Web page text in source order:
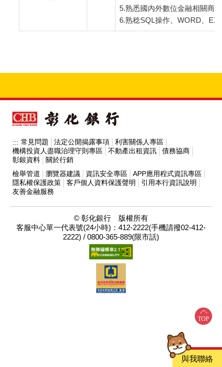
5.熟悉國內外數位金融相關商
6.熟稔SQL操作、WORD、
::: 常見問題 法定公開揭露事項
利害關係人專區
機構投資人盡職治理守則專區
不動產出租資訊
債務協商
彰銀資料
關於行銷
檢舉管道
瀏覽器建議 資訊安全專區
APP應用程式資訊專區
隱私權保護政策
客戶個人資料保護聲明
引用本行資訊說明
友善金融服務
© 彰化銀行 版權所有
客服中心單一代表號(24小時)：412-2222(手機請撥02-412-
2222) / 0800-365-889(限市話)
與我聯絡